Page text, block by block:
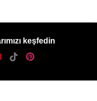
keşfedin